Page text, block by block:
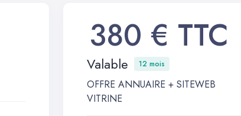
380 € TTC
Valable 12 mois
OFFRE ANNUAIRE + SITEWEB
VITRINE